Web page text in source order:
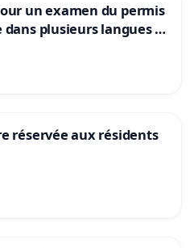
un examen du permis
dans plusieurs langues à
réservée aux résidents